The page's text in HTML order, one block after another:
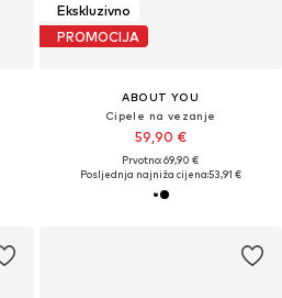
Ekskluzivno
PROMOCIJA
ABOUT YOU
Cipele na vezanje
59,90 €
Prvotno: 69,90 €
Posljednja najniža cijena:53,91 €